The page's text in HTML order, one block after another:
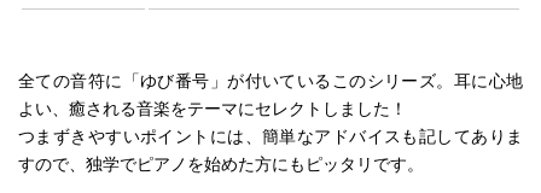
全ての音符に「ゆび番号」が付いているこのシリーズ。耳に心地
よい、癒される音楽をテーマにセレクトしました！
つまずきやすいポイントには、簡単なアドバイスも記してありま
すので、独学でピアノを始めた方にもピッタリです。